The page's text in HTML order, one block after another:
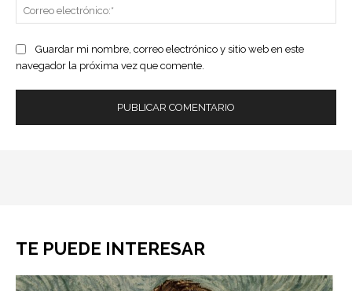
Guardar mi nombre, correo electrónico y sitio web en este
navegador la próxima vez que comente.
TE PUEDE INTERESAR